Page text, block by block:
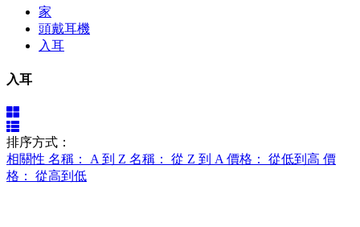
家
頭戴耳機
入耳
入耳
排序方式：
相關性 名稱： A 到 Z 名稱： 從 Z 到 A 價格： 從低到高 價
格： 從高到低